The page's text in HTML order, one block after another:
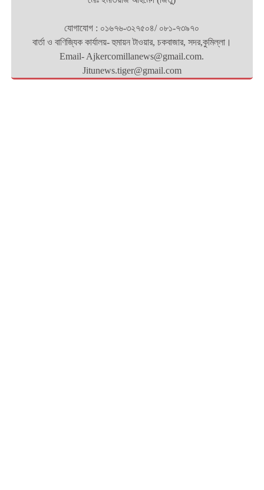
যোগাযোগ : ০১৬৭৬-৩২৭৫০৪/ ০৮১-৭৩৯৭০
বার্তা ও বাণিজ্যিক কার্যালয়- হুমায়ন টাওয়ার, চকবাজার, সদর,কুমিল্লা।
Email- Ajkercomillanews@gmail.com.
Jitunews.tiger@gmail.com